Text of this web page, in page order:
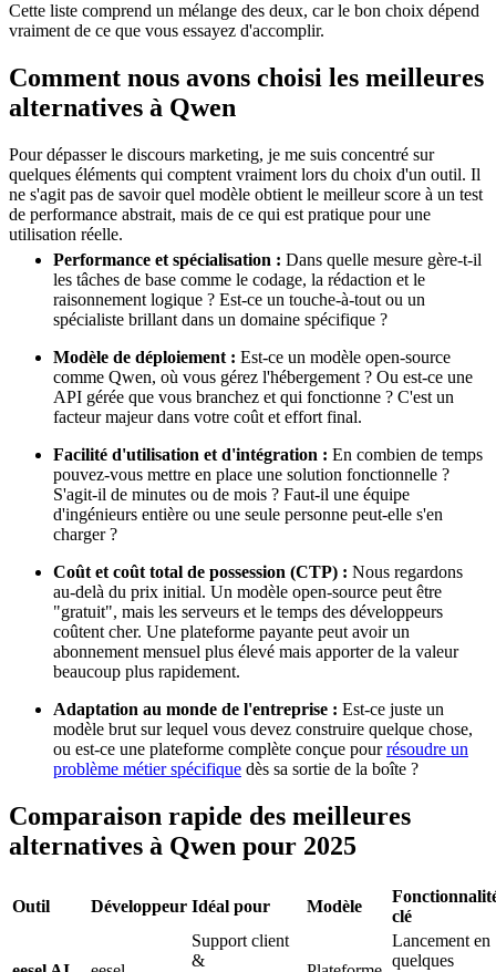
Cette liste comprend un mélange des deux, car le bon choix dépend
vraiment de ce que vous essayez d'accomplir.
Comment nous avons choisi les meilleures
alternatives à Qwen
Pour dépasser le discours marketing, je me suis concentré sur
quelques éléments qui comptent vraiment lors du choix d'un outil. Il
ne s'agit pas de savoir quel modèle obtient le meilleur score à un test
de performance abstrait, mais de ce qui est pratique pour une
utilisation réelle.
Performance et spécialisation : Dans quelle mesure gère-t-il
les tâches de base comme le codage, la rédaction et le
raisonnement logique ? Est-ce un touche-à-tout ou un
spécialiste brillant dans un domaine spécifique ?
Modèle de déploiement : Est-ce un modèle open-source
comme Qwen, où vous gérez l'hébergement ? Ou est-ce une
API gérée que vous branchez et qui fonctionne ? C'est un
facteur majeur dans votre coût et effort final.
Facilité d'utilisation et d'intégration : En combien de temps
pouvez-vous mettre en place une solution fonctionnelle ?
S'agit-il de minutes ou de mois ? Faut-il une équipe
d'ingénieurs entière ou une seule personne peut-elle s'en
charger ?
Coût et coût total de possession (CTP) : Nous regardons
au-delà du prix initial. Un modèle open-source peut être
"gratuit", mais les serveurs et le temps des développeurs
coûtent cher. Une plateforme payante peut avoir un
abonnement mensuel plus élevé mais apporter de la valeur
beaucoup plus rapidement.
Adaptation au monde de l'entreprise : Est-ce juste un
modèle brut sur lequel vous devez construire quelque chose,
ou est-ce une plateforme complète conçue pourrésoudre un
problème métier spécifique dès sa sortie de la boîte ?
Comparaison rapide des meilleures
alternatives à Qwen pour 2025
Outil Développeur Idéal pour Modèle
clé
Support client
&
Lancement en
quelques